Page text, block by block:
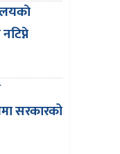
सरकारको